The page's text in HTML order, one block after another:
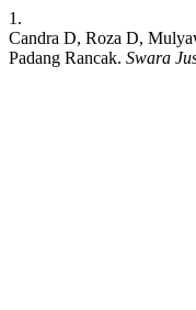
1.
Candra D, Roza D,
Padang Rancak. Swara